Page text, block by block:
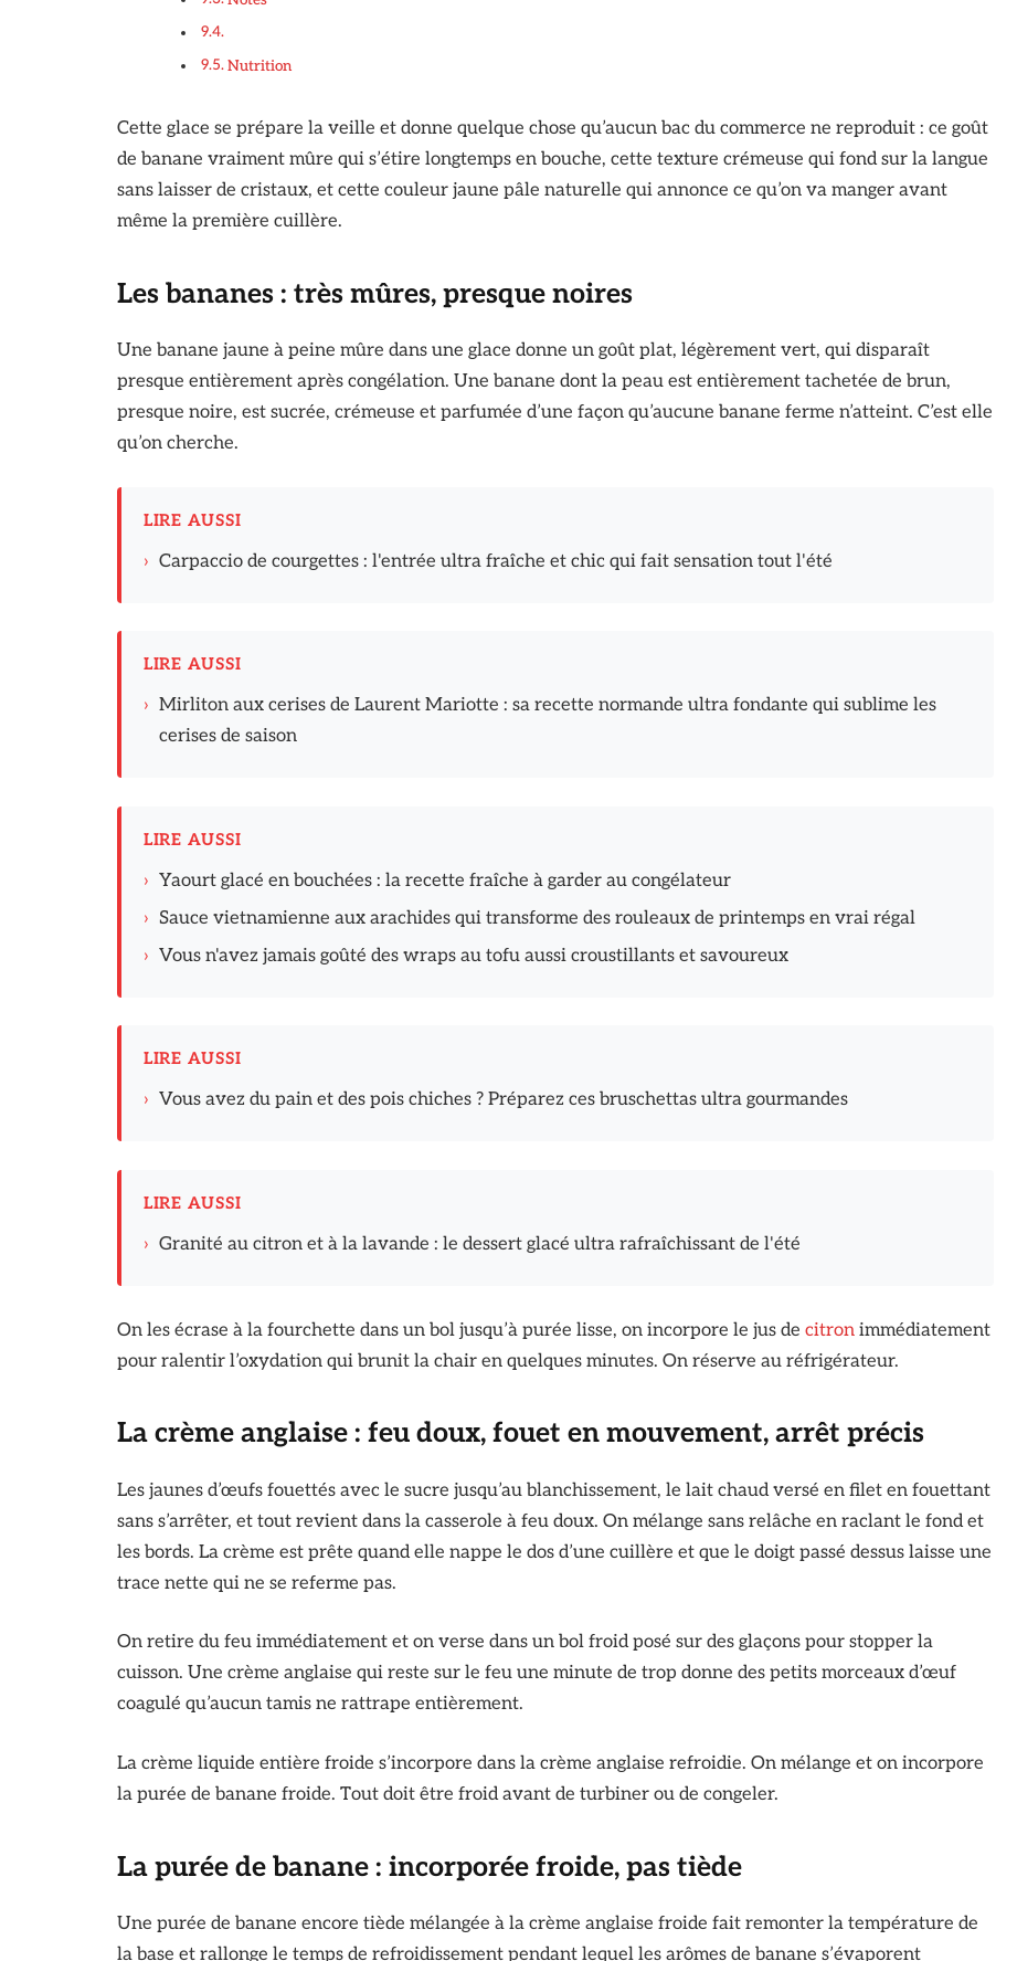
Nutrition
Cette glace se prépare la veille et donne quelque chose qu’aucun bac du commerce ne reproduit : ce goût
de banane vraiment mûre qui s’étire longtemps en bouche, cette texture crémeuse qui fond sur la langue
sans laisser de cristaux, et cette couleur jaune pâle naturelle qui annonce ce qu’on va manger avant
même la première cuillère.
Les bananes : très mûres, presque noires
Une banane jaune à peine mûre dans une glace donne un goût plat, légèrement vert, qui disparaît
presque entièrement après congélation. Une banane dont la peau est entièrement tachetée de brun,
presque noire, est sucrée, crémeuse et parfumée d’une façon qu’aucune banane ferme n’atteint. C’est elle
qu’on cherche.
LIRE AUSSI
› Carpaccio de courgettes : l'entrée ultra fraîche et chic qui fait sensation tout l'été
LIRE AUSSI
› Mirliton aux cerises de Laurent Mariotte : sa recette normande ultra fondante qui sublime les
cerises de saison
LIRE AUSSI
› Yaourt glacé en bouchées : la recette fraîche à garder au congélateur
› Sauce vietnamienne aux arachides qui transforme des rouleaux de printemps en vrai régal
› Vous n'avez jamais goûté des wraps au tofu aussi croustillants et savoureux
LIRE AUSSI
› Vous avez du pain et des pois chiches ? Préparez ces bruschettas ultra gourmandes
LIRE AUSSI
› Granité au citron et à la lavande : le dessert glacé ultra rafraîchissant de l'été
On les écrase à la fourchette dans un bol jusqu’à purée lisse, on incorpore le jus de citronimmédiatement
pour ralentir l’oxydation qui brunit la chair en quelques minutes. On réserve au réfrigérateur.
La crème anglaise : feu doux, fouet en mouvement, arrêt précis
Les jaunes d’œufs fouettés avec le sucre jusqu’au blanchissement, le lait chaud versé en filet en fouettant
sans s’arrêter, et tout revient dans la casserole à feu doux. On mélange sans relâche en raclant le fond et
les bords. La crème est prête quand elle nappe le dos d’une cuillère et que le doigt passé dessus laisse une
trace nette qui ne se referme pas.
On retire du feu immédiatement et on verse dans un bol froid posé sur des glaçons pour stopper la
cuisson. Une crème anglaise qui reste sur le feu une minute de trop donne des petits morceaux d’œuf
coagulé qu’aucun tamis ne rattrape entièrement.
La crème liquide entière froide s’incorpore dans la crème anglaise refroidie. On mélange et on incorpore
la purée de banane froide. Tout doit être froid avant de turbiner ou de congeler.
La purée de banane : incorporée froide, pas tiède
Une purée de banane encore tiède mélangée à la crème anglaise froide fait remonter la température de
la base et rallonge le temps de refroidissement pendant lequel les arômes de banane s’évaporent